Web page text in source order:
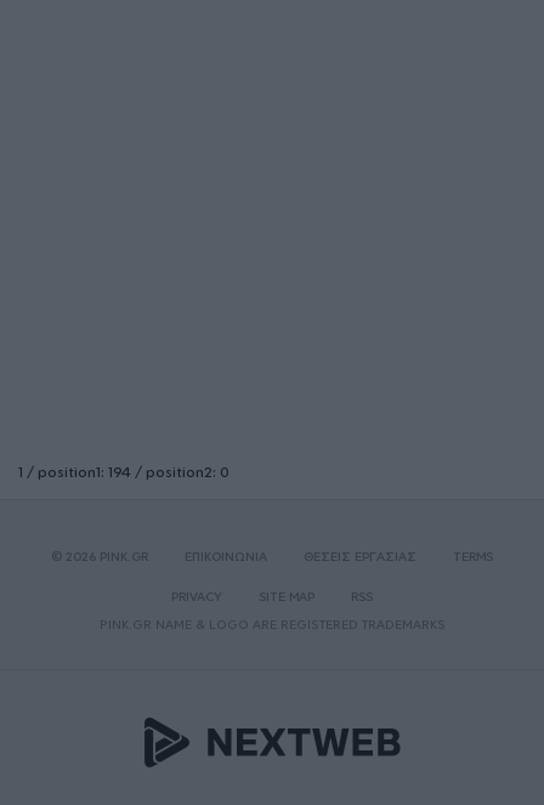
1 / position1: 194 / position2: 0
© 2026 PINK.GR ΕΠΙΚΟΙΝΩΝΙΑ ΘΕΣΕΙΣ ΕΡΓΑΣΙΑΣ TERMS
PRIVACY SITE MAP
RSS
PINK.GR NAME & LOGO ARE REGISTERED TRADEMARKS